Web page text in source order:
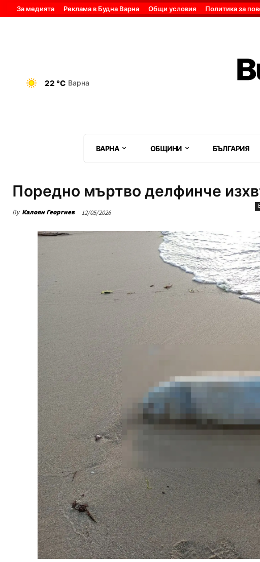
За медията Реклама в Будна Варна Общи условия Политика за
22 °C Варна
ВАРНА ОБЩИНИ БЪЛГАРИЯ
Поредно мъртво делфинче
By Калоян Георгиев 12/05/2026